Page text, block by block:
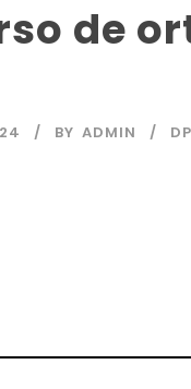
de
BY ADMIN